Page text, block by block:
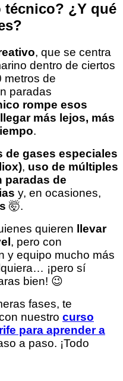
técnico? ¿Y qué
, que se centra
dentro de ciertos
metros de
paradas
rompe esos
más lejos, más
.
de gases especiales
, uso de múltiples
paradas de
y, en ocasiones,
🤯.
quieren
llevar
, pero con
y equipo mucho más
¡pero sí
bien! 😉
fases, te
nuestro curso
para aprender a
a paso. ¡Todo